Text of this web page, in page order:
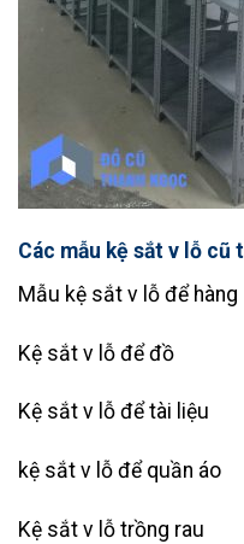
Các mẫu kệ sắt v lỗ cũ
Mẫu kệ sắt v lỗ để hàng
Kệ sắt v lỗ để đồ
Kệ sắt v lỗ để tài liệu
kệ sắt v lỗ để quần áo
Kệ sắt v lỗ trồng rau